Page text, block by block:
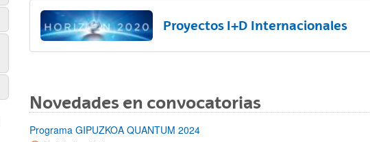
Proyectos I+D Internacionales
Novedades en convocatorias
Programa GIPUZKOA QUANTUM 2024